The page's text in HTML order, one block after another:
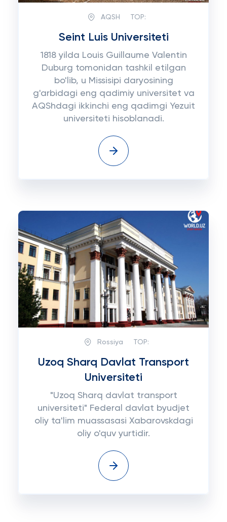
AQSH TOP:
Seint Luis Universiteti
1818 yilda Louis Guillaume Valentin
Duburg tomonidan tashkil etilgan
bo'lib, u Missisipi daryosining
g'arbidagi eng qadimiy universitet va
AQShdagi ikkinchi eng qadimgi Yezuit
universiteti hisoblanadi.
Rossiya TOP:
Uzoq Sharq Davlat Transport
Universiteti
"Uzoq Sharq davlat transport
universiteti" Federal davlat byudjet
oliy ta'lim muassasasi Xabarovskdagi
oliy o'quv yurtidir.